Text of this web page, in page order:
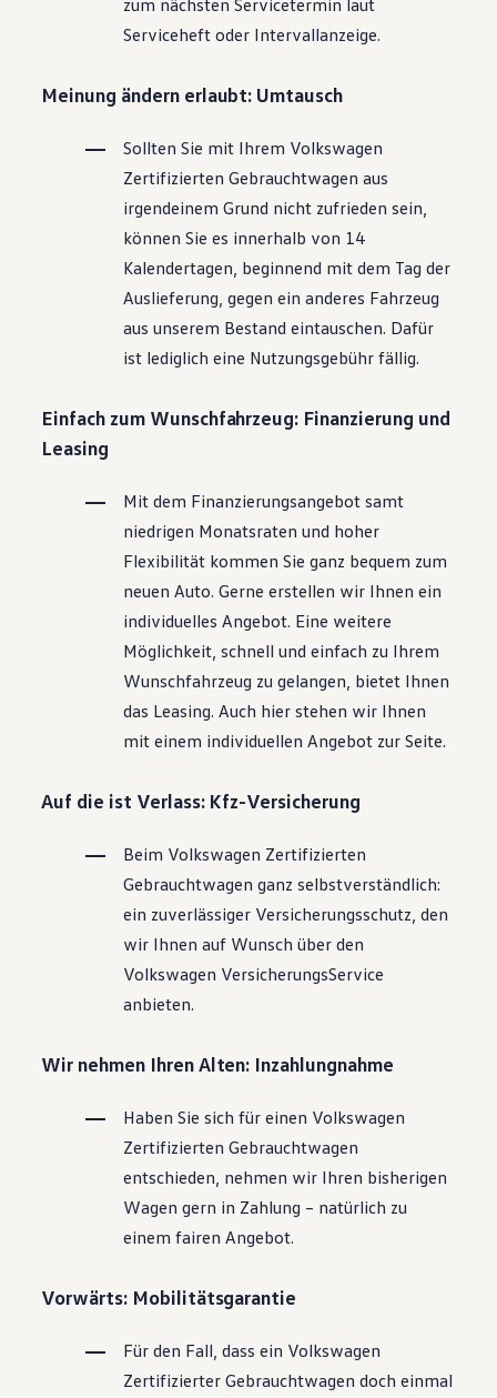
Lifestyle
Elektromobilität
Pannen- und Unfallhilfe
Volkswagen Kundenbetreuung
Serviceheft oder Intervallanzeige.
Meinung ändern erlaubt: Umtausch
Sollten Sie mit Ihrem Volkswagen
Zertifizierten Gebrauchtwagen aus
irgendeinem Grund nicht zufrieden sein,
können Sie es innerhalb von 14
Kalendertagen, beginnend mit dem Tag der
Auslieferung, gegen ein anderes Fahrzeug
aus unserem Bestand eintauschen. Dafür
ist lediglich eine Nutzungsgebühr fällig.
Einfach zum Wunschfahrzeug: Finanzierung und
Leasing
Mit dem Finanzierungsangebot samt
niedrigen Monatsraten und hoher
Flexibilität kommen Sie ganz bequem zum
neuen Auto. Gerne erstellen wir Ihnen ein
individuelles Angebot. Eine weitere
Möglichkeit, schnell und einfach zu Ihrem
Wunschfahrzeug zu gelangen, bietet Ihnen
das Leasing. Auch hier stehen wir Ihnen
mit einem individuellen Angebot zur Seite.
Auf die ist Verlass: Kfz-Versicherung
Beim Volkswagen Zertifizierten
Gebrauchtwagen ganz selbstverständlich:
ein zuverlässiger Versicherungsschutz, den
wir Ihnen auf Wunsch über den
Volkswagen VersicherungsService
anbieten.
Wir nehmen Ihren Alten: Inzahlungnahme
Haben Sie sich für einen Volkswagen
Zertifizierten Gebrauchtwagen
entschieden, nehmen wir Ihren bisherigen
Wagen gern in Zahlung – natürlich zu
einem fairen Angebot.
Vorwärts: Mobilitätsgarantie
Für den Fall, dass ein Volkswagen
Zertifizierter Gebrauchtwagen doch einmal